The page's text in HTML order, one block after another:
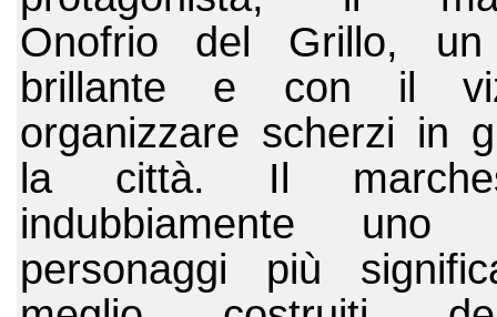
Onofrio del Grillo, un
brillante e con il
organizzare scherzi in
la città. Il
indubbiamente
personaggi più